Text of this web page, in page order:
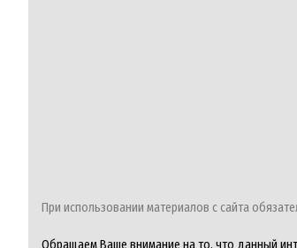
При использовании материалов с сайта
Обращаем Ваше внимание на то, что данный